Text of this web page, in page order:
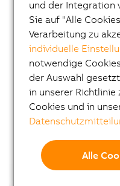
bestehenden
Systemen
ermöglichen zudem
kostengünstigen
Anwendungen. Die
kann je nach Bedarf
Glas oder anderen
und ermöglicht eine
und der Integration
Sie auf "Alle
Verarbeitung zu
individuelle
notwendige
der Auswahl
in unserer Richtlinie
Cookies und in
Alle